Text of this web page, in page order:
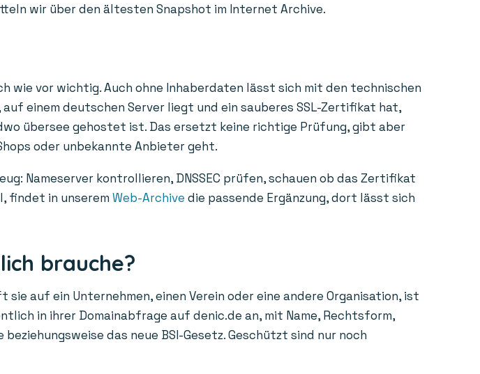
wir über den ältesten Snapshot im Internet Archive.
wie vor wichtig. Auch ohne Inhaberdaten lässt sich mit den technischen
einem deutschen Server liegt und ein sauberes SSL-Zertifikat hat,
übersee gehostet ist. Das ersetzt keine richtige Prüfung, gibt aber
oder unbekannte Anbieter geht.
Nameserver kontrollieren, DNSSEC prüfen, schauen ob das Zertifikat
findet in unserem Web-Archive die passende Ergänzung, dort lässt sich
brauche?
auf ein Unternehmen, einen Verein oder eine andere Organisation, ist
in ihrer Domainabfrage auf denic.de an, mit Name, Rechtsform,
das neue BSI-Gesetz. Geschützt sind nur noch